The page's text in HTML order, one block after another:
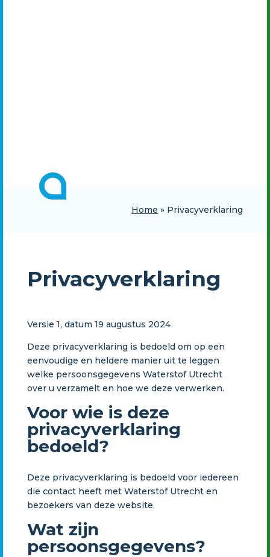
Home » Privacyverklaring
Privacyverklaring
Versie 1, datum 19 augustus 2024
Deze privacyverklaring is bedoeld om op een
eenvoudige en heldere manier uit te leggen
welke persoonsgegevens Waterstof Utrecht
over u verzamelt en hoe we deze verwerken.
Voor wie is deze
privacyverklaring
bedoeld?
Deze privacyverklaring is bedoeld voor iedereen
die contact heeft met Waterstof Utrecht en
bezoekers van deze website.
Wat zijn
persoonsgegevens?